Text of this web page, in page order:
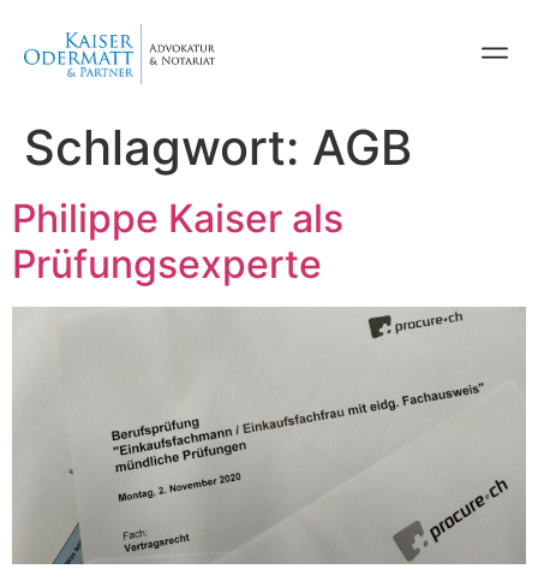
Schlagwort: AGB
Philippe Kaiser als
Prüfungsexperte